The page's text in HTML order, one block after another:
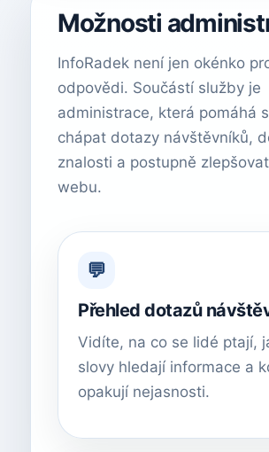
Možnosti
InfoRadek není jen okénko
odpovědi. Součástí služby je
administrace, která pomáhá
chápat dotazy návštěvníků,
znalosti a postupně
webu.
💬
Přehled dotazů
Vidíte, na co se lidé ptají,
slovy hledají informace a
opakují nejasnosti.